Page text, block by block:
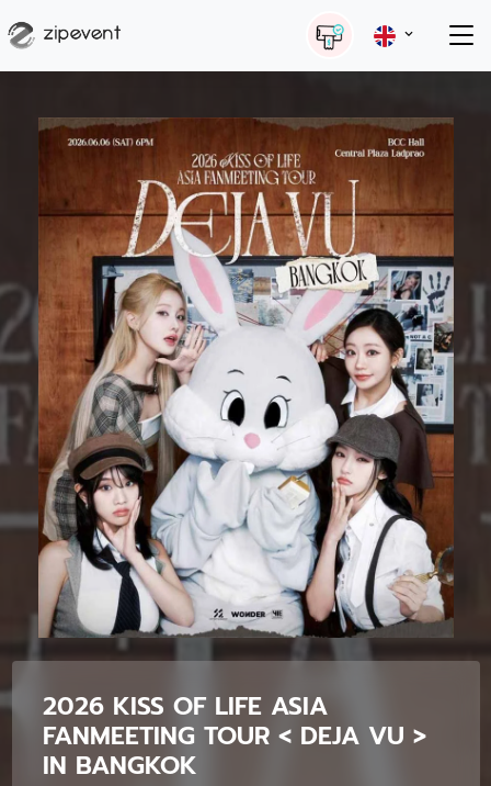
2026 KISS OF LIFE ASIA
FANMEETING TOUR < DEJA VU >
IN BANGKOK